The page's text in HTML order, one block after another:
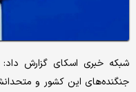
شبکه خبری اسکای گزارش
جنگنده‌های این کشور و